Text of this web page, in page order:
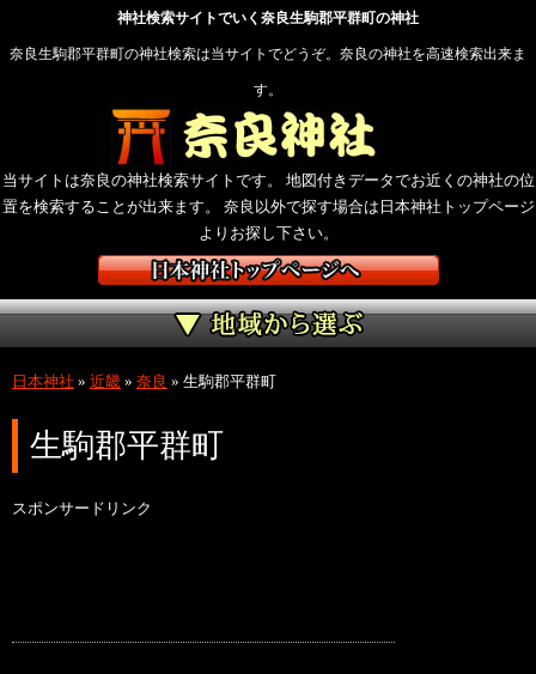
神社検索サイトでいく奈良生駒郡平群町の神社
奈良生駒郡平群町の神社検索は当サイトでどうぞ。奈良の神社を高速検索出来ま
す。
当サイトは奈良の神社検索サイトです。 地図付きデータでお近くの神社の位
置を検索することが出来ます。 奈良以外で探す場合は日本神社トップページ
よりお探し下さい。
日本神社 » 近畿 » 奈良 » 生駒郡平群町
生駒郡平群町
スポンサードリンク